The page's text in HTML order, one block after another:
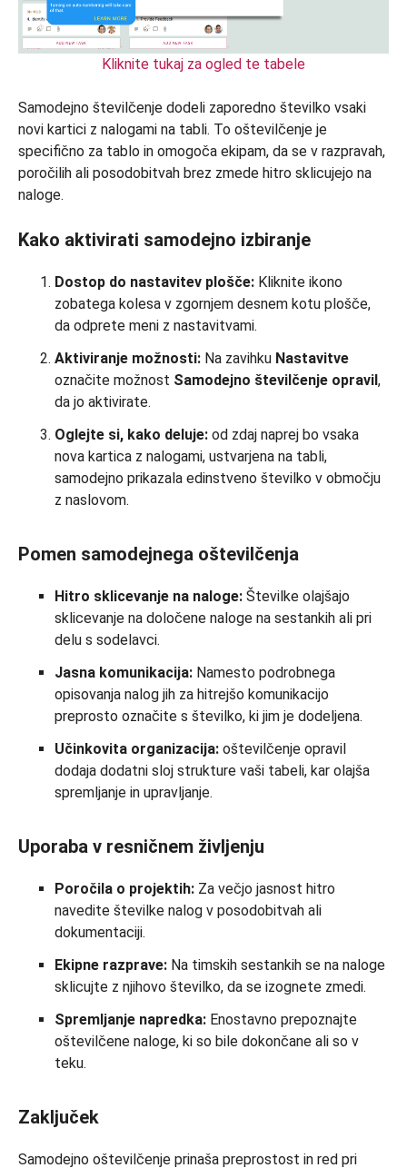
Kliknite tukaj za ogled te tabele
Samodejno številčenje dodeli zaporedno številko vsaki
novi kartici z nalogami na tabli. To oštevilčenje je
specifično za tablo in omogoča ekipam, da se v razpravah,
poročilih ali posodobitvah brez zmede hitro sklicujejo na
naloge.
Kako aktivirati samodejno izbiranje
Dostop do nastavitev plošče: Kliknite ikono
zobatega kolesa v zgornjem desnem kotu plošče,
da odprete meni z nastavitvami.
Aktiviranje možnosti: Na zavihku Nastavitve
označite možnost Samodejno številčenje opravil,
da jo aktivirate.
Oglejte si, kako deluje: od zdaj naprej bo vsaka
nova kartica z nalogami, ustvarjena na tabli,
samodejno prikazala edinstveno številko v območju
z naslovom.
Pomen samodejnega oštevilčenja
Hitro sklicevanje na naloge: Številke olajšajo
sklicevanje na določene naloge na sestankih ali pri
delu s sodelavci.
Jasna komunikacija: Namesto podrobnega
opisovanja nalog jih za hitrejšo komunikacijo
preprosto označite s številko, ki jim je dodeljena.
Učinkovita organizacija: oštevilčenje opravil
dodaja dodatni sloj strukture vaši tabeli, kar olajša
spremljanje in upravljanje.
Uporaba v resničnem življenju
Poročila o projektih: Za večjo jasnost hitro
navedite številke nalog v posodobitvah ali
dokumentaciji.
Ekipne razprave: Na timskih sestankih se na naloge
sklicujte z njihovo številko, da se izognete zmedi.
Spremljanje napredka: Enostavno prepoznajte
oštevilčene naloge, ki so bile dokončane ali so v
teku.
Zaključek
Samodejno oštevilčenje prinaša preprostost in red pri